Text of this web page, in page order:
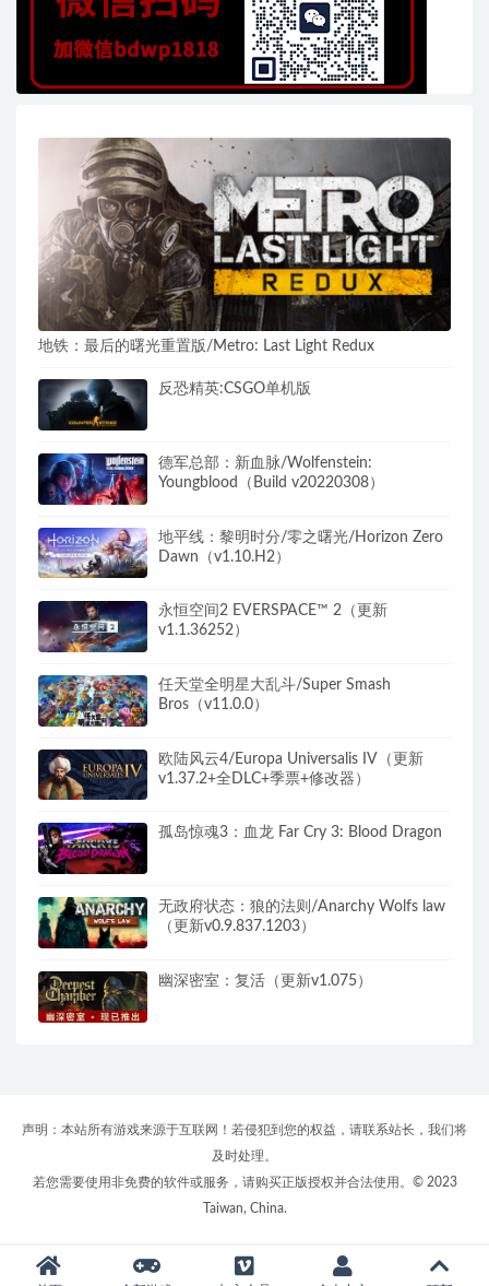
地铁：最后的曙光重置版/Metro: Last Light Redux
反恐精英:CSGO单机版
德军总部：新血脉/Wolfenstein:
Youngblood（Build v20220308）
地平线：黎明时分/零之曙光/Horizon Zero
Dawn（v1.10.H2）
永恒空间2 EVERSPACE™ 2（更新
v1.1.36252）
任天堂全明星大乱斗/Super Smash
Bros（v11.0.0）
欧陆风云4/Europa Universalis IV（更新
v1.37.2+全DLC+季票+修改器）
孤岛惊魂3：血龙 Far Cry 3: Blood Dragon
无政府状态：狼的法则/Anarchy Wolfs law
（更新v0.9.837.1203）
幽深密室：复活（更新v1.075）
声明：本站所有游戏来源于互联网！若侵犯到您的权益，请联系站长，我们将
及时处理。
若您需要使用非免费的软件或服务，请购买正版授权并合法使用。© 2023
Taiwan, China.